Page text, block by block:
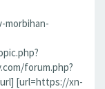
morbihan-
forum.php?
[url=https://xn-